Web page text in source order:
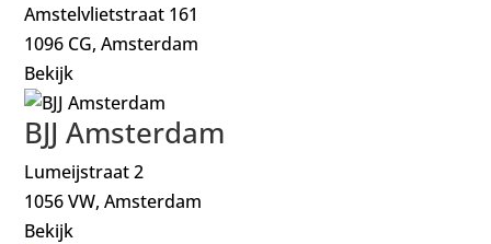
Amstelvlietstraat 161
1096 CG, Amsterdam
Bekijk
BJJ Amsterdam
Lumeijstraat 2
1056 VW, Amsterdam
Bekijk